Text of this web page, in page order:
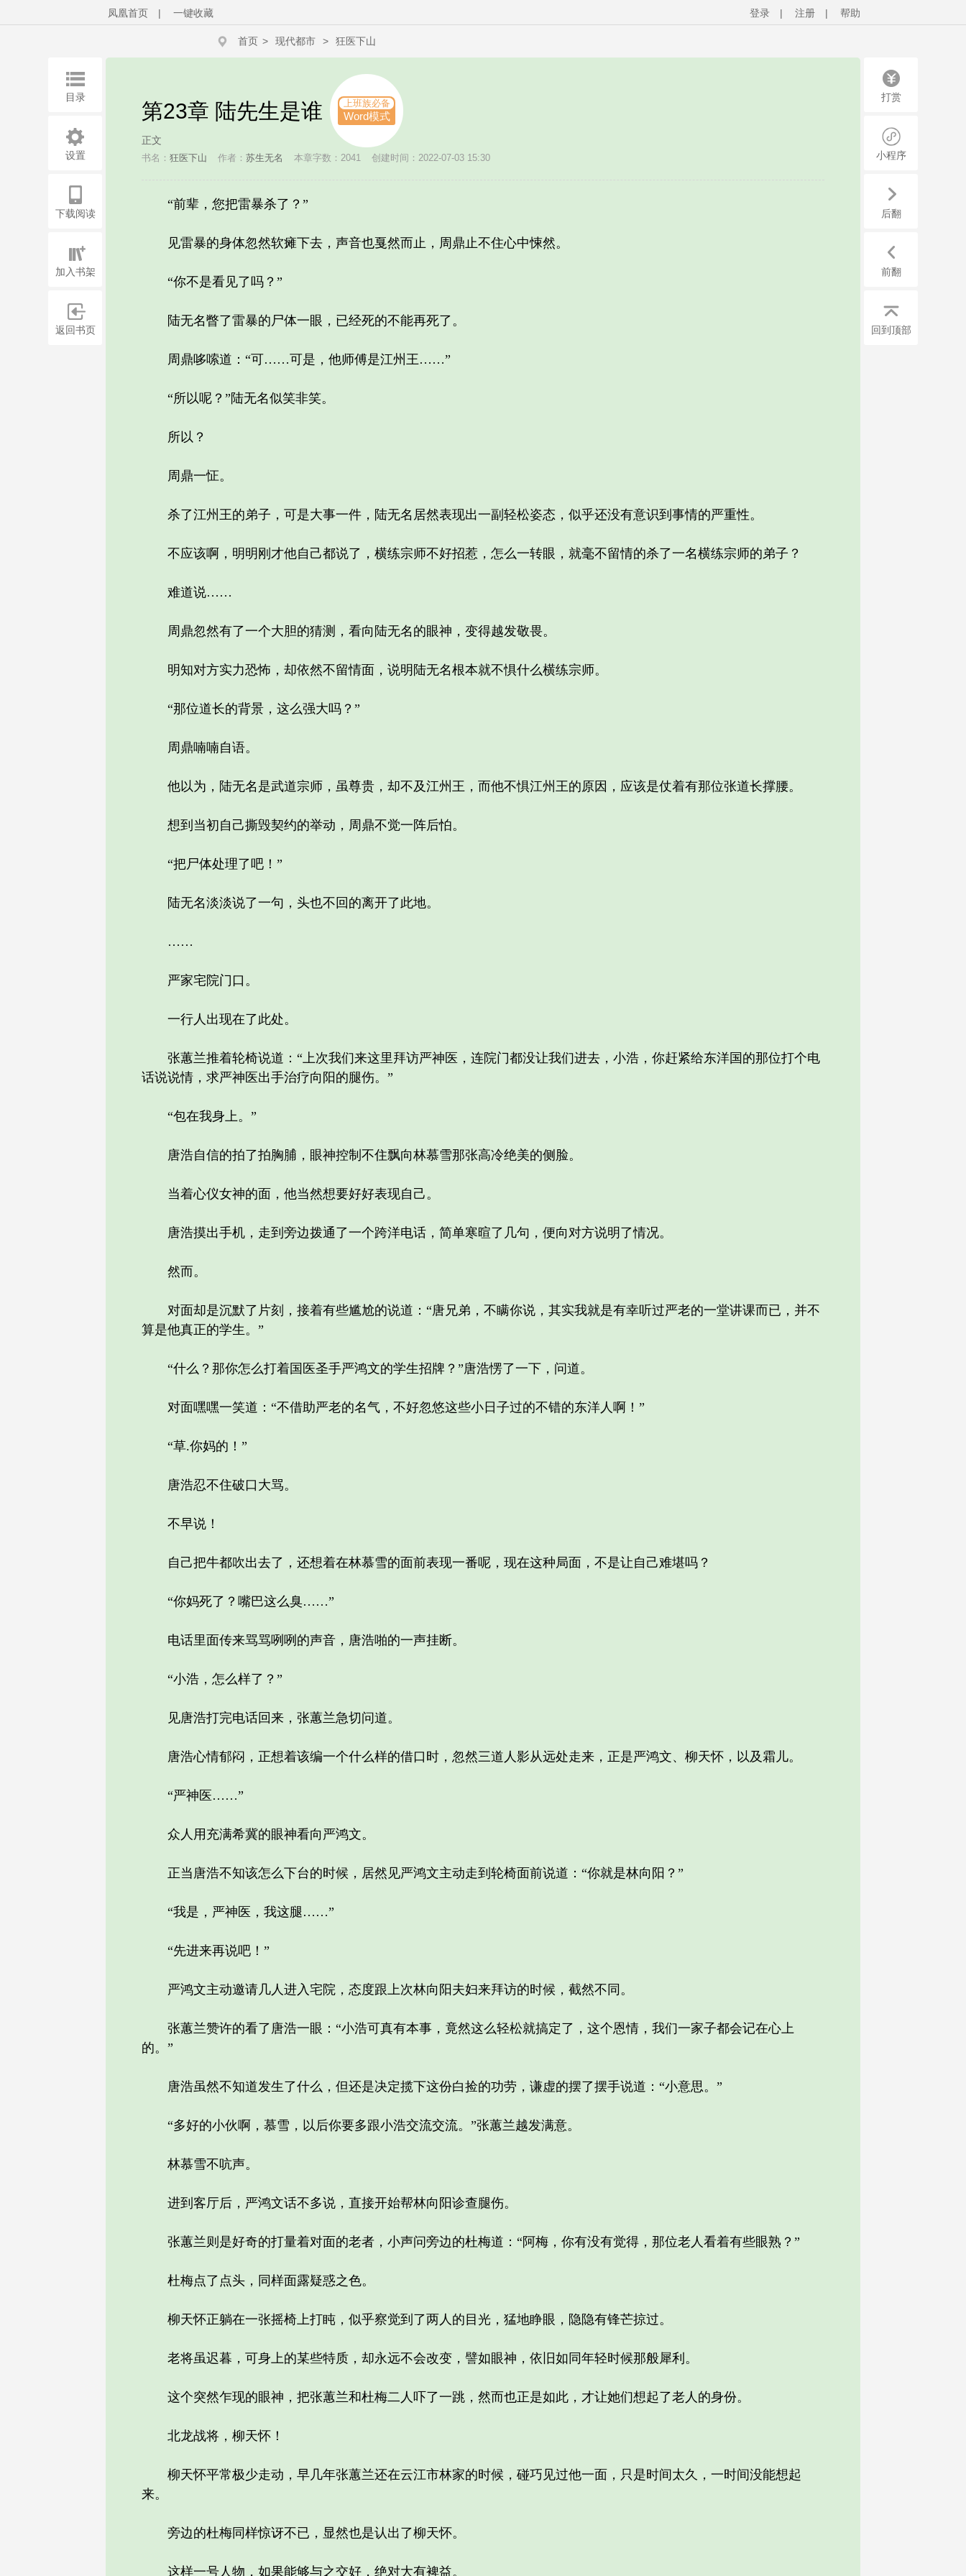
登录 | 注册 | 帮助
凤凰首页 | 一键收藏
首页 > 现代都市 > 狂医下山
第23章 陆先生是谁 上班族必备
Word模式
正文
书名： 狂医下山 作者： 苏生无名 本章字数：2041 创建时间：2022-07-03 15:30
“前辈，您把雷暴杀了？”
见雷暴的身体忽然软瘫下去，声音也戛然而止，周鼎止不住心中悚然。
“你不是看见了吗？”
陆无名瞥了雷暴的尸体一眼，已经死的不能再死了。
周鼎哆嗦道：“可……可是，他师傅是江州王……”
“所以呢？”陆无名似笑非笑。
所以？
周鼎一怔。
杀了江州王的弟子，可是大事一件，陆无名居然表现出一副轻松姿态，似乎还没有意识到事情的严重性。
不应该啊，明明刚才他自己都说了，横练宗师不好招惹，怎么一转眼，就毫不留情的杀了一名横练宗师的弟子？
难道说……
周鼎忽然有了一个大胆的猜测，看向陆无名的眼神，变得越发敬畏。
明知对方实力恐怖，却依然不留情面，说明陆无名根本就不惧什么横练宗师。
“那位道长的背景，这么强大吗？”
周鼎喃喃自语。
他以为，陆无名是武道宗师，虽尊贵，却不及江州王，而他不惧江州王的原因，应该是仗着有那位张道长撑腰。
想到当初自己撕毁契约的举动，周鼎不觉一阵后怕。
“把尸体处理了吧！”
陆无名淡淡说了一句，头也不回的离开了此地。
……
严家宅院门口。
一行人出现在了此处。
张蕙兰推着轮椅说道：“上次我们来这里拜访严神医，连院门都没让我们进去，小浩，你赶紧给东洋国的那位打个电
话说说情，求严神医出手治疗向阳的腿伤。”
“包在我身上。”
唐浩自信的拍了拍胸脯，眼神控制不住飘向林慕雪那张高冷绝美的侧脸。
当着心仪女神的面，他当然想要好好表现自己。
唐浩摸出手机，走到旁边拨通了一个跨洋电话，简单寒暄了几句，便向对方说明了情况。
然而。
对面却是沉默了片刻，接着有些尴尬的说道：“唐兄弟，不瞒你说，其实我就是有幸听过严老的一堂讲课而已，并不
算是他真正的学生。”
“什么？那你怎么打着国医圣手严鸿文的学生招牌？”唐浩愣了一下，问道。
对面嘿嘿一笑道：“不借助严老的名气，不好忽悠这些小日子过的不错的东洋人啊！”
“草.你妈的！”
唐浩忍不住破口大骂。
不早说！
自己把牛都吹出去了，还想着在林慕雪的面前表现一番呢，现在这种局面，不是让自己难堪吗？
“你妈死了？嘴巴这么臭……”
电话里面传来骂骂咧咧的声音，唐浩啪的一声挂断。
“小浩，怎么样了？”
见唐浩打完电话回来，张蕙兰急切问道。
唐浩心情郁闷，正想着该编一个什么样的借口时，忽然三道人影从远处走来，正是严鸿文、柳天怀，以及霜儿。
“严神医……”
众人用充满希冀的眼神看向严鸿文。
正当唐浩不知该怎么下台的时候，居然见严鸿文主动走到轮椅面前说道：“你就是林向阳？”
“我是，严神医，我这腿……”
“先进来再说吧！”
严鸿文主动邀请几人进入宅院，态度跟上次林向阳夫妇来拜访的时候，截然不同。
张蕙兰赞许的看了唐浩一眼：“小浩可真有本事，竟然这么轻松就搞定了，这个恩情，我们一家子都会记在心上
的。”
唐浩虽然不知道发生了什么，但还是决定揽下这份白捡的功劳，谦虚的摆了摆手说道：“小意思。”
“多好的小伙啊，慕雪，以后你要多跟小浩交流交流。”张蕙兰越发满意。
林慕雪不吭声。
进到客厅后，严鸿文话不多说，直接开始帮林向阳诊查腿伤。
张蕙兰则是好奇的打量着对面的老者，小声问旁边的杜梅道：“阿梅，你有没有觉得，那位老人看着有些眼熟？”
杜梅点了点头，同样面露疑惑之色。
柳天怀正躺在一张摇椅上打盹，似乎察觉到了两人的目光，猛地睁眼，隐隐有锋芒掠过。
老将虽迟暮，可身上的某些特质，却永远不会改变，譬如眼神，依旧如同年轻时候那般犀利。
这个突然乍现的眼神，把张蕙兰和杜梅二人吓了一跳，然而也正是如此，才让她们想起了老人的身份。
北龙战将，柳天怀！
柳天怀平常极少走动，早几年张蕙兰还在云江市林家的时候，碰巧见过他一面，只是时间太久，一时间没能想起
来。
旁边的杜梅同样惊讶不已，显然也是认出了柳天怀。
这样一号人物，如果能够与之交好，绝对大有裨益。
目录
设置
下载阅读
加入书架
返回书页
打赏
小程序
后翻
前翻
回到顶部